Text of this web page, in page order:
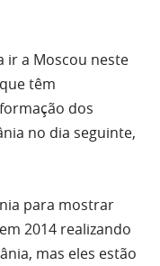
ir a Moscou neste
têm
dos
no dia seguinte,
para mostrar
2014 realizando
mas eles estão